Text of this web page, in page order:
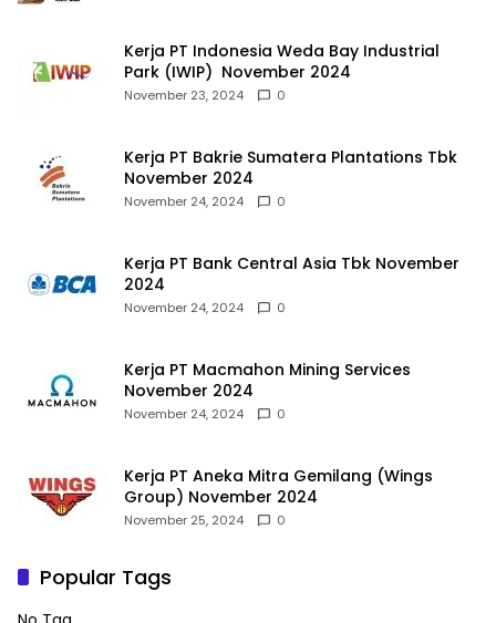
Kerja PT Indonesia Weda Bay Industrial
Park (IWIP) November 2024
November 23, 2024 0
Kerja PT Bakrie Sumatera Plantations Tbk
November 2024
November 24, 2024 0
Kerja PT Bank Central Asia Tbk November
2024
November 24, 2024 0
Kerja PT Macmahon Mining Services
November 2024
November 24, 2024 0
Kerja PT Aneka Mitra Gemilang (Wings
Group) November 2024
November 25, 2024 0
Popular Tags